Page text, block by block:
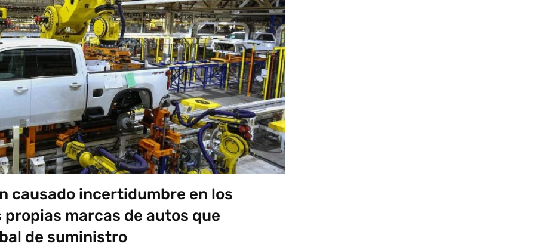
causado incertidumbre en los
marcas de autos que
de suministro